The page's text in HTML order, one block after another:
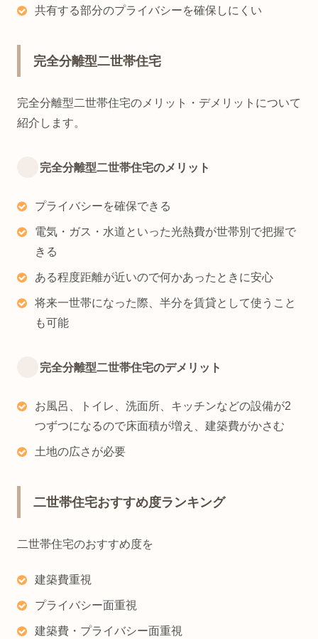
共有する部分のプライバシーを確保しにくい
完全分離型二世帯住宅
完全分離型二世帯住宅のメリット・デメリットについて
紹介します。
完全分離型二世帯住宅のメリット
プライバシーを確保できる
電気・ガス・水道といった光熱費が世帯別で把握で
きる
ある程度距離が近いので何かあったときに安心
将来一世帯になった際、半分を賃貸として使うこと
も可能
完全分離型二世帯住宅のデメリット
お風呂、トイレ、洗面所、キッチンなどの設備が2
つずつになるので床面積が増え、建築費がかさむ
土地の広さが必要
二世帯住宅おすすめ度ランキング
二世帯住宅のおすすめ度を
建築費重視
プライバシー面重視
建築費・プライバシー面重視